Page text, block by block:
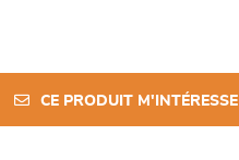
CE PRODUIT M'INTÉRESSE